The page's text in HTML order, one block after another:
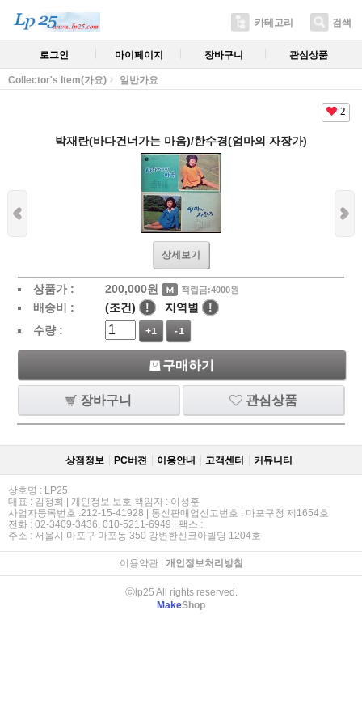
카테고리 검색
로그인 마이페이지 장바구니 관심상품
Collector's Item(가요) 일반가요
2
박재란(바다건너가는 마음)/한수경(엄마의 자장가)
상세보기
상품가 : 200,000원 적립금:4000원
배송비 : (조건) ! 지역별
!
수량 :
+1 -1
구매하기
장바구니 관심상품
상점정보 PC버젼 이용안내 고객센터 커뮤니티
상호명 : LP25
대표 : 김정희 | 개인정보 보호 책임자 : 이성훈
사업자등록번호 :212-15-41928 | 통신판매업신고번호 : 마포구청 제1654호
전화 : 02-3409-3436, 010-5211-6949 | 팩스 :
주소 : 서울시 마포구 마포동 350 강변한신코아빌딩 1204호
이용약관| 개인정보처리방침
ⓒlp25 All rights reserved.
MakeShop